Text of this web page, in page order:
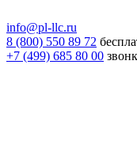
info@pl-llc.ru
8 (800) 550 89 72
+7 (499) 685 80 00